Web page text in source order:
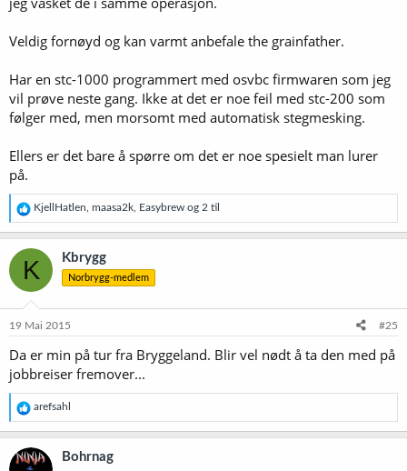
Veldig fornøyd og kan varmt anbefale the grainfather.
Har en stc-1000 programmert med osvbc firmwaren som jeg
vil prøve neste gang. Ikke at det er noe feil med stc-200 som
følger med, men morsomt med automatisk stegmesking.
Ellers er det bare å spørre om det er noe spesielt man lurer
på.
R
e
a
k
s
j
o
e
:
KjellHatlen maasa2k Easybrew og 2 til
K Kbrygg
Norbrygg-medlem
19 Mai 2015 #25
Da er min på tur fra Bryggeland. Blir vel nødt å ta den med på
jobbreiser fremover...
R
e
a
k
s
arefsahl
Bohrnag